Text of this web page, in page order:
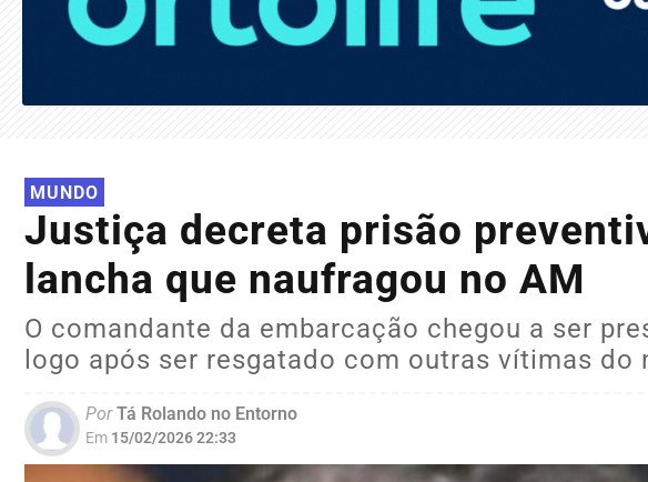
MUNDO
Justiça decreta prisão
lancha que naufragou no AM
O comandante da embarcação chegou a ser
logo após ser resgatado com outras vítimas do
PorTá Rolando no Entorno
Em 15/02/2026 22:33